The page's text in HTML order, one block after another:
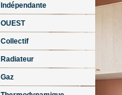
Indépendante
OUEST
Collectif
Radiateur
Gaz